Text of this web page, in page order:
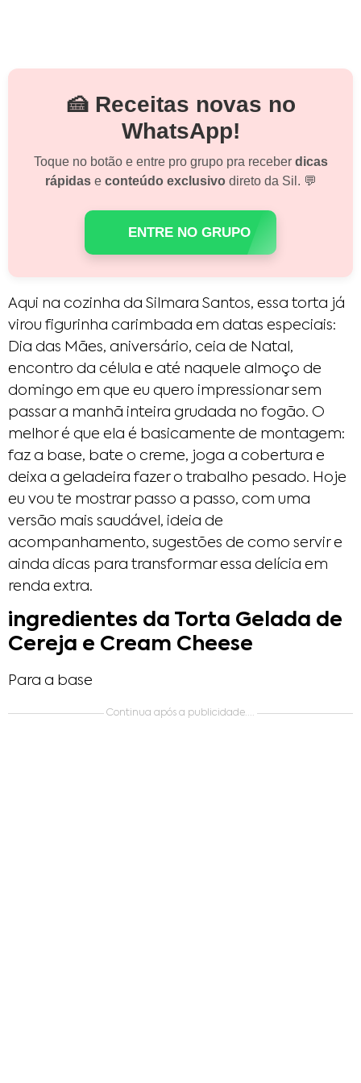
🍰 Receitas novas no
WhatsApp!
Toque no botão e entre pro grupo pra receber dicas
rápidase conteúdo exclusivodireto da Sil. 💬
ENTRE NO GRUPO
Aqui na cozinha da Silmara Santos, essa torta já
virou figurinha carimbada em datas especiais:
Dia das Mães, aniversário, ceia de Natal,
encontro da célula e até naquele almoço de
domingo em que eu quero impressionar sem
passar a manhã inteira grudada no fogão. O
melhor é que ela é basicamente de montagem:
faz a base, bate o creme, joga a cobertura e
deixa a geladeira fazer o trabalho pesado. Hoje
eu vou te mostrar passo a passo, com uma
versão mais saudável, ideia de
acompanhamento, sugestões de como servir e
ainda dicas para transformar essa delícia em
renda extra.
ingredientes da Torta Gelada de
Cereja e Cream Cheese
Para a base
Continua após a publicidade....